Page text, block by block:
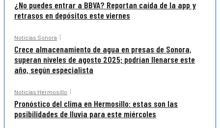
¿No puedes entrar a BBVA? Reportan caída de la app y
retrasos en depósitos este viernes
Noticias Sonora
Crece almacenamiento de agua en presas de Sonora,
superan niveles de agosto 2025; podrían llenarse este
año, según especialista
Noticias Hermosillo
Pronóstico del clima en Hermosillo: estas son las
posibilidades de lluvia para este miércoles